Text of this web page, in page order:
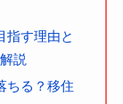
指す理由と
説
ちる？移住